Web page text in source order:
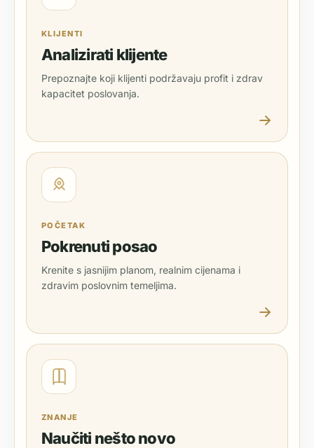
KLIJENTI
Analizirati klijente
Prepoznajte koji klijenti podržavaju profit i zdrav
kapacitet poslovanja.
POČETAK
Pokrenuti posao
Krenite s jasnijim planom, realnim cijenama i
zdravim poslovnim temeljima.
ZNANJE
Naučiti nešto novo